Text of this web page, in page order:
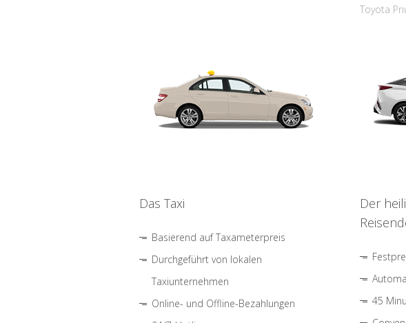
Das Taxi
Basierend auf Taxameterpreis
Durchgeführt von lokalen
Taxiunternehmen
Online- und Offline-Bezahlungen
Toyota
Der
45